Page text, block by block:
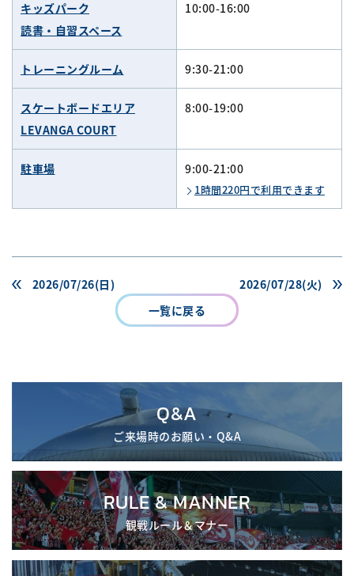
キッズパーク
読書・自習スペース
10:00-16:00
トレーニングルーム 9:30-21:00
スケートボードエリア
LEVANGA COURT
8:00-19:00
駐車場 9:00-21:00
1時間220円で利用できます
2026/07/26(日)
一覧に戻る
2026/07/28(火)
Q&A
ご来場時のお願い・Q&A
RULE & MANNER
観戦ルール＆マナー